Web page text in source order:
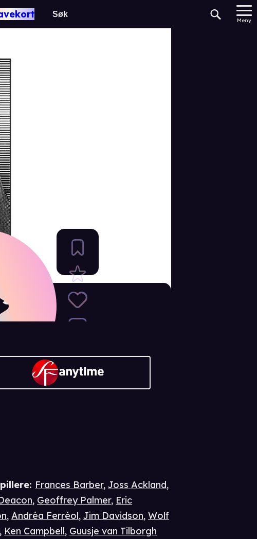
Meny
: Frances Barber,Joss Ackland,
, Geoffrey Palmer, Eric
,Andréa Ferréol,Jim Davidson,Wolf
, Ken Campbell, Guusje van Tilborgh